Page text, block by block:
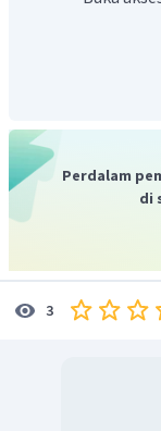
mengetahui
ingin
kemudian
Jadi, jawaban
Perdalam
di
3